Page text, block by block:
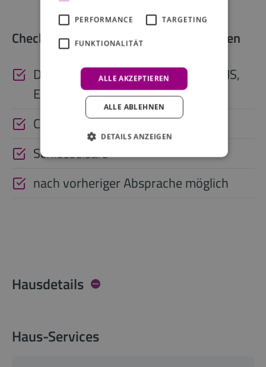
Check-in außerhalb der Rezeptionszeiten
Digitaler Zugangscode (per App, SMS,
E-Mail)
Check-in Automat
Schlüsselsafe
nach vorheriger Absprache möglich
Hausdetails
Haus-Services
PERFORMANCE TARGETING
FUNKTIONALITÄT
ALLE AKZEPTIEREN
ALLE ABLEHNEN
DETAILS ANZEIGEN